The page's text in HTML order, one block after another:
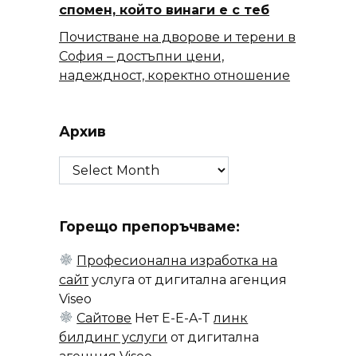
спомен, който винаги е с теб
Почистване на дворове и терени в
София – достъпни цени,
надеждност, коректно отношение
Архив
Архив
Горещо препоръчваме:
Професионална изработка на
сайтуслуга от дигитална агенция
Viseo
Сайтове Нет E-E-A-Tлинк
билдинг услуги от дигитална